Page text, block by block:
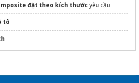
đặt theo kích thước yêu cầu
tô